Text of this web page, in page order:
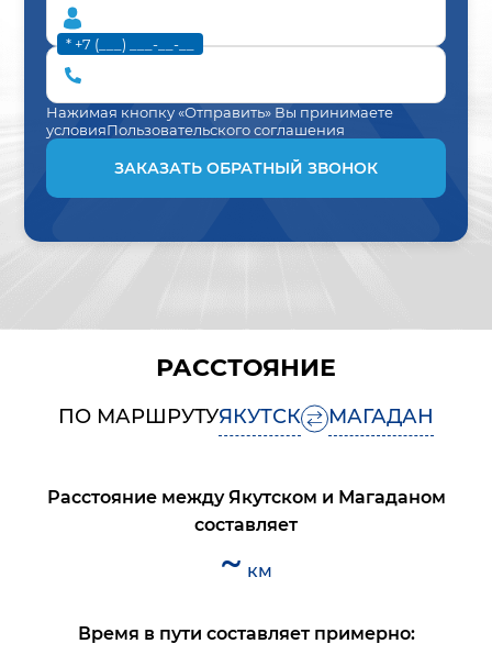
* +7 (___) ___-__-__
Нажимая кнопку «Отправить» Вы принимаете
условияПользовательского соглашения
ЗАКАЗАТЬ ОБРАТНЫЙ ЗВОНОК
РАССТОЯНИЕ
ПО МАРШРУТУЯКУТСК МАГАДАН
Расстояние междуЯкутском и Магаданом
составляет
~ км
Время в пути составляет примерно: